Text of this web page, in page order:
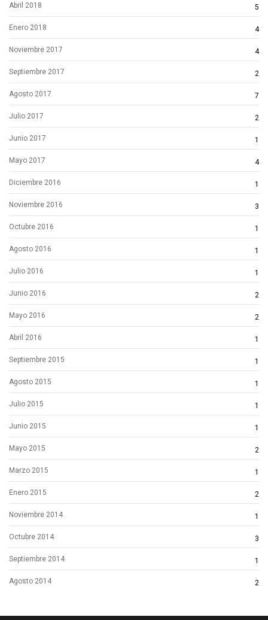
Abril 2018 5
Enero 2018 4
Noviembre 2017 4
Septiembre 2017 2
Agosto 2017 7
Julio 2017 2
Junio 2017 1
Mayo 2017 4
Diciembre 2016 1
Noviembre 2016 3
Octubre 2016 1
Agosto 2016 1
Julio 2016 1
Junio 2016 2
Mayo 2016 2
Abril 2016 1
Septiembre 2015 1
Agosto 2015 1
Julio 2015 1
Junio 2015 1
Mayo 2015 2
Marzo 2015 1
Enero 2015 2
Noviembre 2014 1
Octubre 2014 3
Septiembre 2014 1
Agosto 2014 2